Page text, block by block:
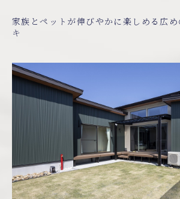
家族とペットが伸びやかに楽しめる広
キ